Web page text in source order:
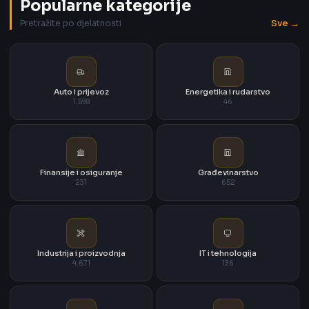
Popularne kategorije
Pretražite po djelatnosti Sve →
Auto i prijevoz
1.598
Energetika i rudarstvo
46
Finansije i osiguranje
231
Građevinarstvo
652
Industrija i proizvodnja
4.671
IT i tehnologija
136